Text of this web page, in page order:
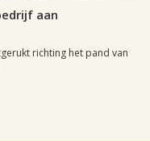
aan
richting het pand van